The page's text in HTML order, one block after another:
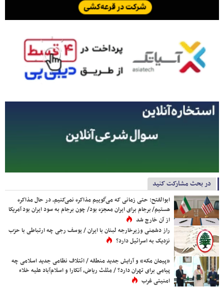
در بحث مشارکت کنید
ابوالفتح: حتی زمانی که می‌گوییم مذاکره نمی‌کنیم، در حال مذاکره
هستیم/ برجام برای ایران معجزه بود/ چون برجام به سود ایران بود آمریکا
از آن خارج شد
راز دشمنی وزیرخارجه لبنان با ایران / یوسف رجی چه ارتباطی با حزب
نزدیک به اسرائیل دارد؟
«پیمان مکه» و آرایش جدید منطقه / ائتلاف نظامی جدید اسلامی چه
پیامی برای تهران دارد؟ / مثلث ریاض، آنکارا و اسلام‌آباد علیه خلاء
امنیتی غرب